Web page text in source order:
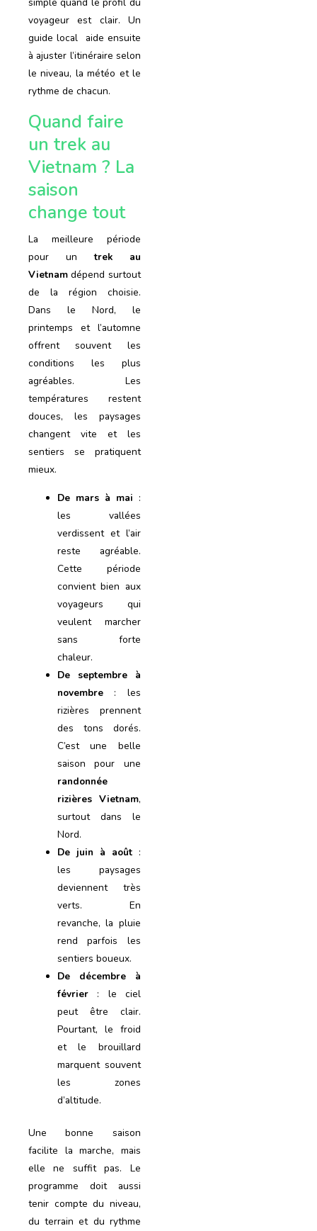
simple quand le profil du
voyageur est clair. Un
guide local aide ensuite
à ajuster l’itinéraire selon
le niveau, la météo et le
rythme de chacun.
Quand faire
un trek au
Vietnam ? La
saison
change tout
La meilleure période
pour untrek au
Vietnam dépend surtout
de la région choisie.
Dans le Nord, le
printemps et l’automne
offrent souvent les
conditions les plus
agréables. Les
températures restent
douces, les paysages
changent vite et les
sentiers se pratiquent
mieux.
De mars à mai :
les vallées
verdissent et l’air
reste agréable.
Cette période
convient bien aux
voyageurs qui
veulent marcher
sans forte
chaleur.
De septembre à
novembre : les
rizières prennent
des tons dorés.
C’est une belle
saison pour une
randonnée
rizières Vietnam,
surtout dans le
Nord.
De juin à août:
les paysages
deviennent très
verts. En
revanche, la pluie
rend parfois les
sentiers boueux.
De décembre à
février : le ciel
peut être clair.
Pourtant, le froid
et le brouillard
marquent souvent
les zones
d’altitude.
Une bonne saison
facilite la marche, mais
elle ne suffit pas. Le
programme doit aussi
tenir compte du niveau,
du terrain et du rythme